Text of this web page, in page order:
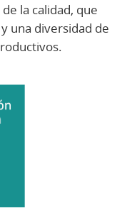
la calidad, que
una diversidad de